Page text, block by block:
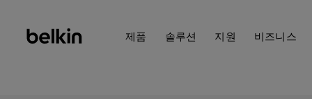
제품 솔루션 지원 비즈니스